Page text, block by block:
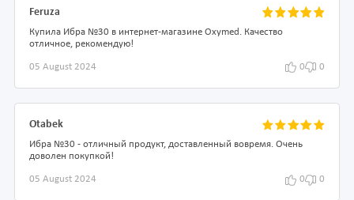
Feruza
Купила Ибра №30 в интернет-магазине Oxymed. Качество
отличное, рекомендую!
05 August 2024 0 0
Otabek
Ибра №30 - отличный продукт, доставленный вовремя. Очень
доволен покупкой!
05 August 2024 0 0